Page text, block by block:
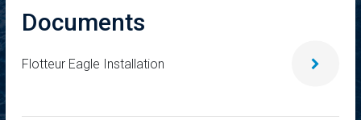
Documents
Flotteur Eagle Installation